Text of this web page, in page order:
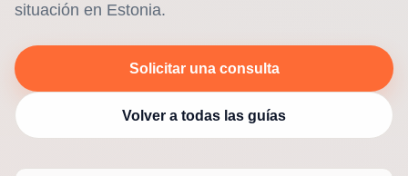
situación en Estonia.
Solicitar una consulta
Volver a todas las guías